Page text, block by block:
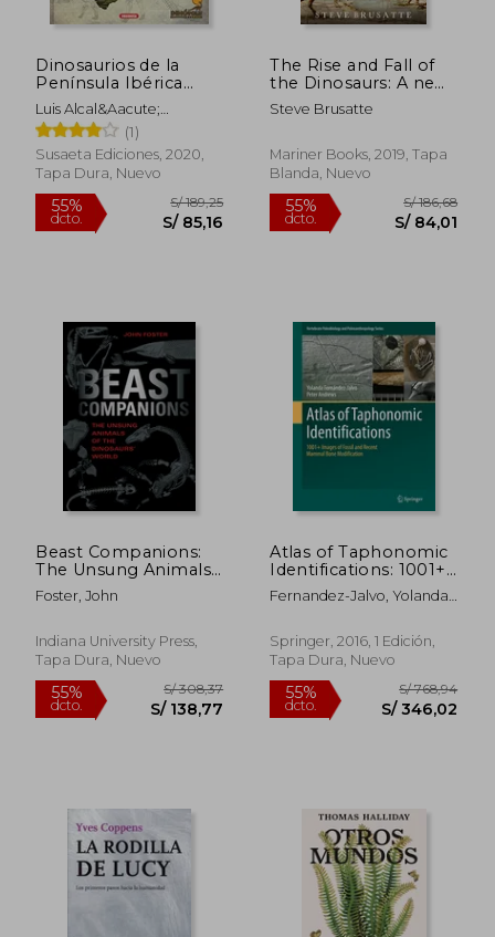
S/ 92,69
Dinosaurios de la
Península Ibérica
(Dinosaurios de la
Penísula Ibérica)
Luis Alcal&Aacute;
Mart&Iacute;Nez
(1)
Susaeta Ediciones, 2020,
Tapa Dura, Nuevo
The Rise and Fall of
the Dinosaurs: A new
History of Their Lost
World (en Inglés)
Steve Brusatte
Mariner Books, 2019, Tapa
Blanda, Nuevo
Beast Companions:
The Unsung Animals
of the Dinosaurs'
World (en Inglés)
Foster, John
Indiana University Press,
Tapa Dura, Nuevo
Atlas of Taphonomic
Identifications: 1001+
Images of Fossil and
Recent Mammal
(en Inglés)
Fernandez-Jalvo, Yolanda ;
Springer, 2016, 1 Edición,
Tapa Dura, Nuevo